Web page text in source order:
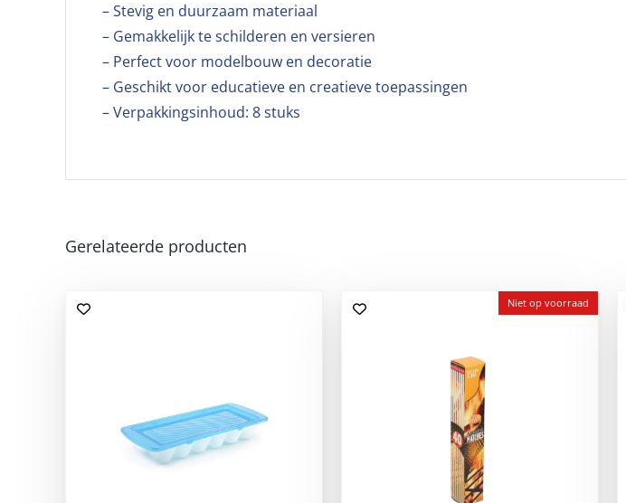
– Stevig en duurzaam materiaal
– Gemakkelijk te schilderen en versieren
– Perfect voor modelbouw en decoratie
– Geschikt voor educatieve en creatieve toepassingen
– Verpakkingsinhoud: 8 stuks
Gerelateerde producten
Niet op voorraad